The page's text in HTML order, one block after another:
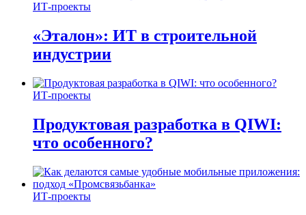
ИТ-проекты
«Эталон»: ИТ в строительной
индустрии
ИТ-проекты
Продуктовая разработка в QIWI:
что особенного?
ИТ-проекты